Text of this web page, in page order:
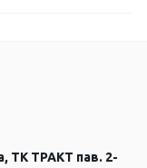
ТК ТРАКТ пав. 2-